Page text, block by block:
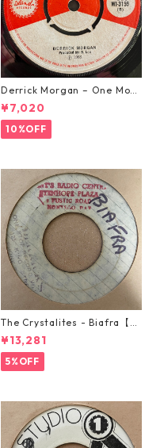
Derrick Morgan – One Morn
ing In May【7-21653】
¥7,020
10%OFF
The Crystalites - Biafra【7-
21293】
¥13,281
5%OFF